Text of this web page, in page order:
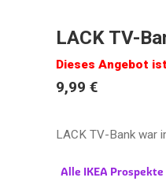
LACK TV-
Dieses Angebot
9,99 €
LACK TV-Bank war
Alle IKEA Prospekte